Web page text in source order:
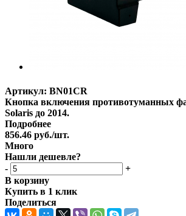
Артикул: BN01CR
Кнопка включения противотуманных
Solaris до 2014.
Подробнее
856.46 руб./шт.
Много
Нашли дешевле?
-
+
В корзину
Купить в 1 клик
Поделиться